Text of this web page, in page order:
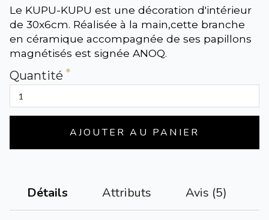
Le KUPU-KUPU est une décoration d'intérieur
de 30x6cm. Réalisée à la main,cette branche
en céramique accompagnée de ses papillons
magnétisés est signée ANOQ.
Quantité
AJOUTER AU PANIER
Détails Attributs Avis (5)